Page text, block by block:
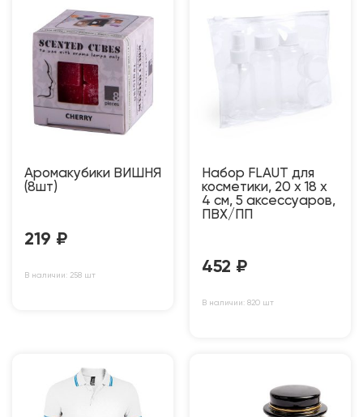
Аромакубики ВИШНЯ
(8шт)
219 ₽
В наличии: 258 шт
Набор FLAUT для
косметики, 20 x 18 x
4 см, 5 аксессуаров,
ПВХ/ПП
452 ₽
В наличии: 820 шт